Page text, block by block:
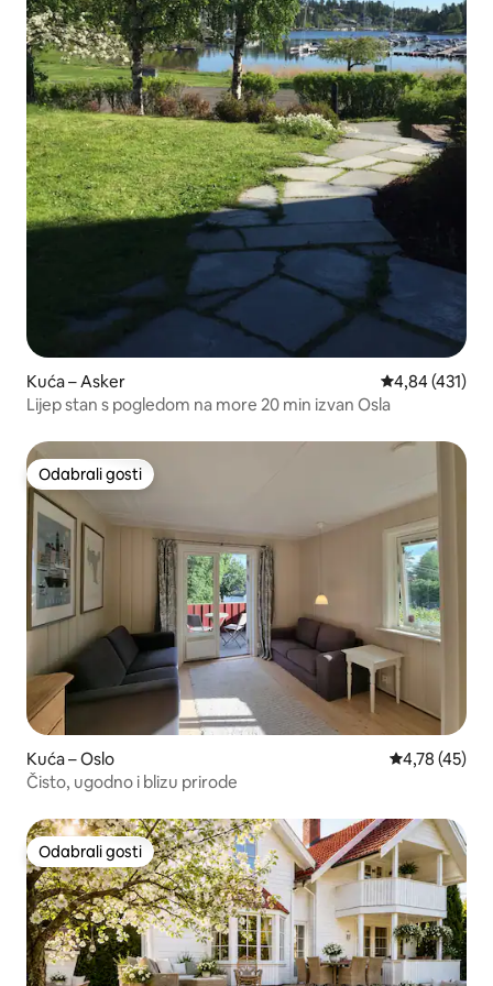
Kuća – Asker Prosječna
4,84 (431)
Lijep stan s pogledom na more 20 min izvan Osla
Odabrali gosti
Odabrali gosti
Kuća – Oslo Prosječna
4,78 (45)
Čisto, ugodno i blizu prirode
Odabrali gosti
Odabrali gosti